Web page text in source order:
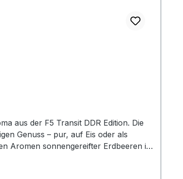
aus der F5 Transit DDR Edition. Die
Genuss – pur, auf Eis oder als
überzeugt durch ihre